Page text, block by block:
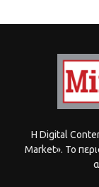
Η Digital
Market». Το